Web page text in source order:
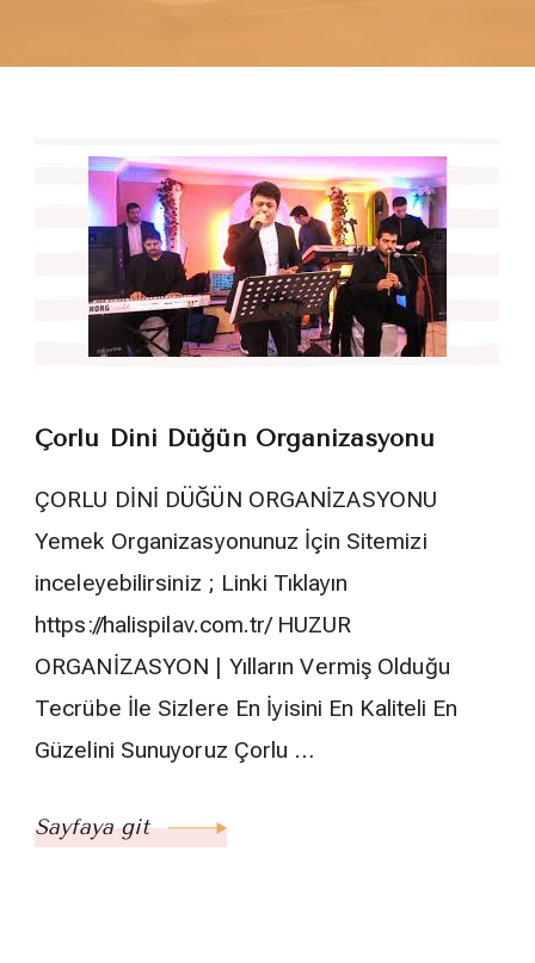
Çorlu Dini Düğün Organizasyonu
ÇORLU DİNİ DÜĞÜN ORGANİZASYONU
Yemek Organizasyonunuz İçin Sitemizi
inceleyebilirsiniz ; Linki Tıklayın
https://halispilav.com.tr/ HUZUR
ORGANİZASYON | Yılların Vermiş Olduğu
Tecrübe İle Sizlere En İyisini En Kaliteli En
Güzelini Sunuyoruz Çorlu …
Sayfaya git